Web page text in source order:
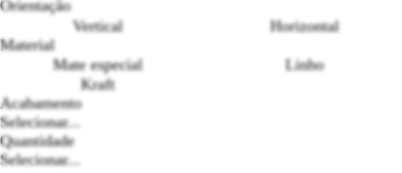
Orientação
Vertical
Horizontal
Material
Mate especial
Linho
Kraft
Acabamento
Selecionar...
Quantidade
Selecionar...